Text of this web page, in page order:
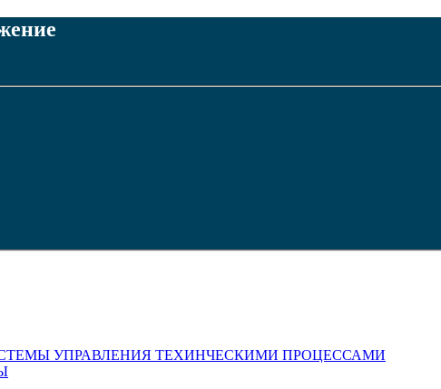
УПРАВЛЕНИЯ ТЕХИНЧЕСКИМИ ПРОЦЕССАМИ